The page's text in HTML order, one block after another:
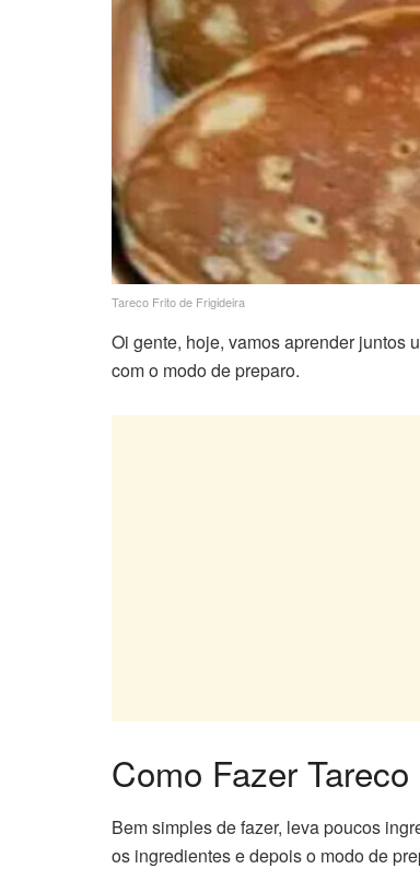
Tareco Frito de Frigideira
Oi gente, hoje, vamos aprender juntos
com o modo de preparo.
Como Fazer
Bem simples de fazer, leva poucos
os ingredientes e depois o modo de